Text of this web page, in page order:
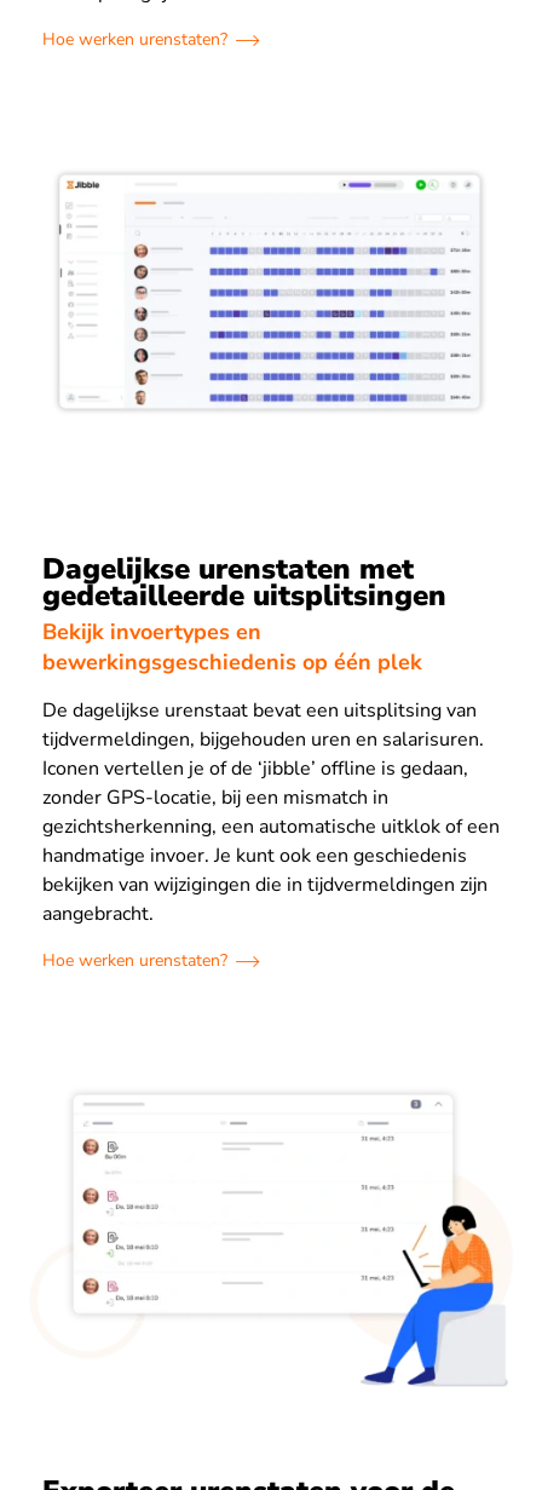
Hoe werken urenstaten?
Dagelijkse urenstaten met
gedetailleerde uitsplitsingen
Bekijk invoertypes en
bewerkingsgeschiedenis op één plek
De dagelijkse urenstaat bevat een uitsplitsing van
tijdvermeldingen, bijgehouden uren en salarisuren.
Iconen vertellen je of de ‘jibble’ offline is gedaan,
zonder GPS-locatie, bij een mismatch in
gezichtsherkenning, een automatische uitklok of een
handmatige invoer. Je kunt ook een geschiedenis
bekijken van wijzigingen die in tijdvermeldingen zijn
aangebracht.
Hoe werken urenstaten?